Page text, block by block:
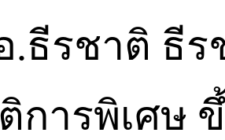
.ธีรชาติ ธีร
การพิเศษ